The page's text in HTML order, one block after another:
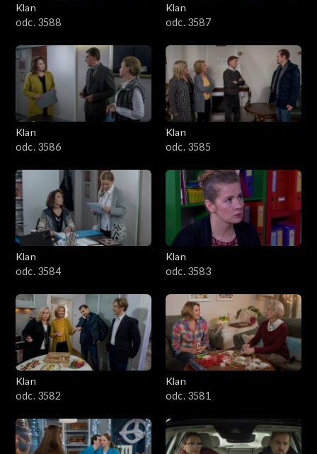
2301–2400
2201–2300
2101–2200
2001–2100
1901–2000
1801–1900
1701–1800
1601–1700
1501–1600
1401–1500
1301–1400
1201–1300
1101–1200
Klan
odc. 3588
Klan
odc. 3587
Klan
odc. 3586
Klan
odc. 3585
Klan
odc. 3584
Klan
odc. 3583
Klan
odc. 3582
Klan
odc. 3581